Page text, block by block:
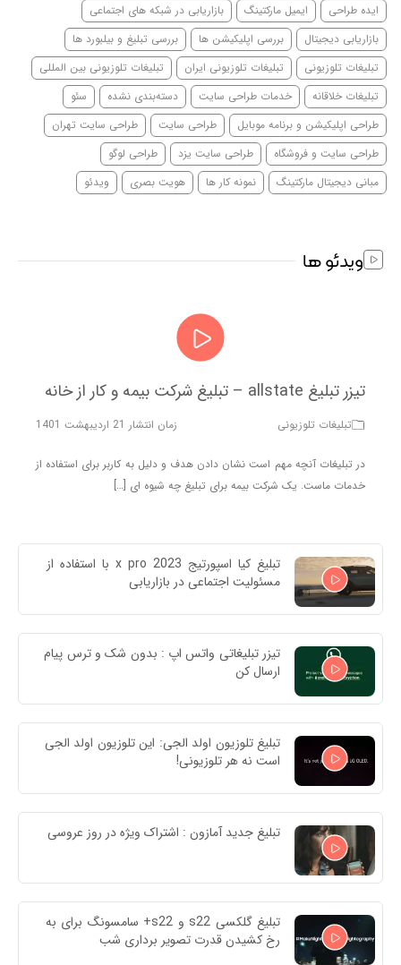
ایده طراحی
ایمیل مارکتینگ
بازاریابی در شبکه های اجتماعی
بازاریابی دیجیتال
بررسی اپلیکیشن ها
بررسی تبلیغ و بیلبورد ها
تبلیغات تلوزیونی
تبلیغات تلوزیونی ایران
تبلیغات تلوزیونی بین المللی
تبلیغات خلاقانه
خدمات طراحی سایت دسته‌بندی نشده
سئو
طراحی اپلیکیشن و برنامه موبایل
طراحی سایت
طراحی سایت تهران
طراحی سایت و فروشگاه
طراحی سایت یزد
طراحی لوگو
مبانی دیجیتال مارکتینگ
نمونه کار ها هویت بصری ویدئو
ویدئو ها
تبلیغ کیا اسپورتیج x pro 2023 با استفاده از
مسئولیت اجتماعی در بازاریابی
تیزر تبلیغاتی واتس اپ : بدون شک و ترس پیام
ارسال کن
تبلیغ تلوزیون اولد الجی: این تلوزیون اولد الجی
است نه هر تلوزیونی!
تبلیغ جدید آمازون : اشتراک ویژه در روز عروسی
تبلیغ گلکسی s22 و s22+ سامسونگ برای به
رخ کشیدن قدرت تصویر برداری شب
تیزر تبلیغ allstate – تبلیغ شرکت بیمه و کار از خانه
تبلیغات تلوزیونی زمان انتشار 21 اردیبهشت 1401
در تبلیغات آنچه مهم است نشان دادن هدف و دلیل به کاربر برای استفاده از
خدمات ماست. یک شرکت بیمه برای تبلیغ چه شیوه ای […]